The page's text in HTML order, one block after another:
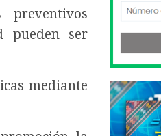
pueden ser
mediante